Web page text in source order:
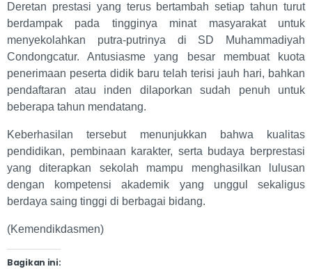
Deretan prestasi yang terus bertambah setiap tahun turut
berdampak pada tingginya minat masyarakat untuk
menyekolahkan putra-putrinya di SD Muhammadiyah
Condongcatur. Antusiasme yang besar membuat kuota
penerimaan peserta didik baru telah terisi jauh hari, bahkan
pendaftaran atau inden dilaporkan sudah penuh untuk
beberapa tahun mendatang.
Keberhasilan tersebut menunjukkan bahwa kualitas
pendidikan, pembinaan karakter, serta budaya berprestasi
yang diterapkan sekolah mampu menghasilkan lulusan
dengan kompetensi akademik yang unggul sekaligus
berdaya saing tinggi di berbagai bidang.
(Kemendikdasmen)
Bagikan ini: